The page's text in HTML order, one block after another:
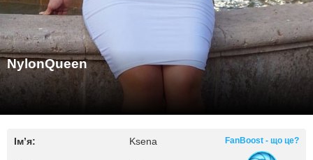
NylonQueen
Ім’я: Ksena FanBoost - що це?